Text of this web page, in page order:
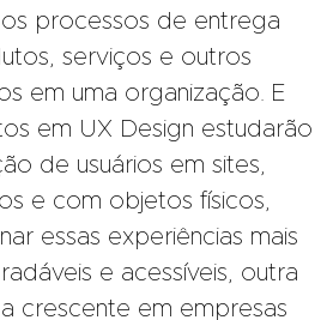
processos de entrega
serviços e outros
em uma organização. E
em UX Design estudarão
de usuários em sites,
e com objetos físicos,
essas experiências mais
e acessíveis, outra
crescente em empresas